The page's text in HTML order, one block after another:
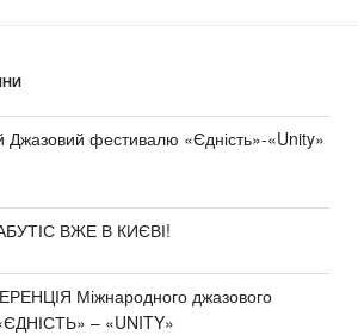
Джазовий фестивалю «Єдність»-«Unity»
ВЖЕ В КИЄВІ!
Міжнародного джазового
– «UNITY»